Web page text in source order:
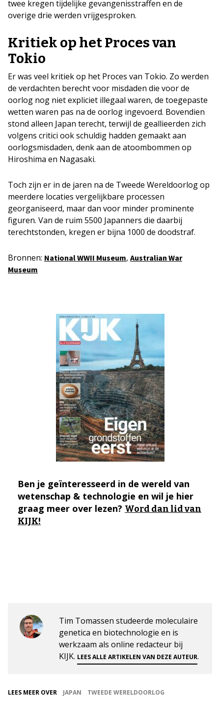
twee kregen tijdelijke gevangenisstraffen en de
overige drie werden vrijgesproken.
Kritiek op het Proces van
Tokio
Er was veel kritiek op het Proces van Tokio. Zo werden
de verdachten berecht voor misdaden die voor de
oorlog nog niet expliciet illegaal waren, de toegepaste
wetten waren pas na de oorlog ingevoerd. Bovendien
stond alleen Japan terecht, terwijl de geallieerden zich
volgens critici ook schuldig hadden gemaakt aan
oorlogsmisdaden, denk aan de atoombommen op
Hiroshima en Nagasaki.
Toch zijn er in de jaren na de Tweede Wereldoorlog op
meerdere locaties vergelijkbare processen
georganiseerd, maar dan voor minder prominente
figuren. Van de ruim 5500 Japanners die daarbij
terechtstonden, kregen er bijna 1000 de doodstraf.
Bronnen: National WWII Museum, Australian War
Museum
Ben je geïnteresseerd in de wereld van
wetenschap & technologie en wil je hier
graag meer over lezen? Word dan lid van
KIJK!
Tim Tomassen studeerde moleculaire
genetica en biotechnologie en is
werkzaam als online redacteur bij
KIJK. LEES ALLE ARTIKELEN VAN DEZE AUTEUR.
LEES MEER OVER JAPAN TWEEDE WERELDOORLOG